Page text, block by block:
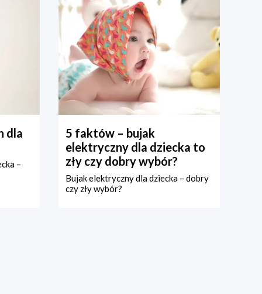
dla
–
5 faktów – bujak
elektryczny dla dziecka to
zły czy dobry wybór?
Bujak elektryczny dla dziecka – dobry
czy zły wybór?